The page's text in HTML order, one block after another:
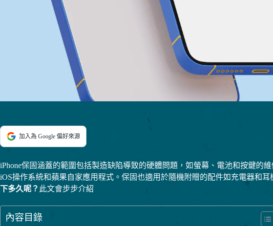
加入為 Google 偏好來源
iPhone保固涵蓋的範圍包括製造缺陷導致的硬體問題，如螢幕、電池和按鍵的
iOS操作系統和蘋果自家應用程式。保固也適用於隨機附贈的配件如充電器和耳
下多久呢？ 此文會步步介紹
內容目錄